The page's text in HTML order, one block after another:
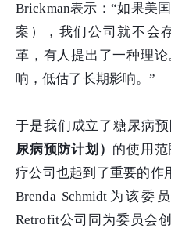
Brickman表示：“如果美
案），我们公司就不会
革，有人提出了一种理
响，低估了长期影响。”
于是我们成立了糖尿病
尿病预防计划 ） 的使用
疗公司也起到了重要的作
Brenda Schmidt为该委
Retrofit公司同为委员会